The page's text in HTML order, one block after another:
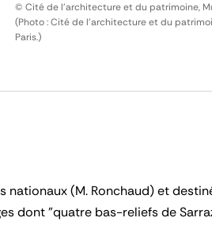
© Cité de l'architecture et du patrimoine,
(Photo : Cité de l'architecture et du
Paris.)
(M. Ronchaud) et
dont "quatre bas-reliefs de